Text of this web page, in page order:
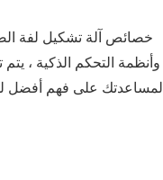
خصائص آلة تشكيل لفة
وأنظمة التحكم الذكية ،
لمساعدتك على فهم أفضل